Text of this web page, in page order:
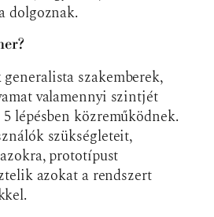
dolgoznak.
szakemberek,
valamennyi szintjét
lépésben közreműködnek.
szükségleteit,
prototípust
azokat a rendszert